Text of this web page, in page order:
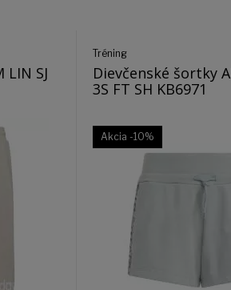
LIN SJ
Tréning
Dievčenské šortky
3S FT SH KB6971
Akcia -10%